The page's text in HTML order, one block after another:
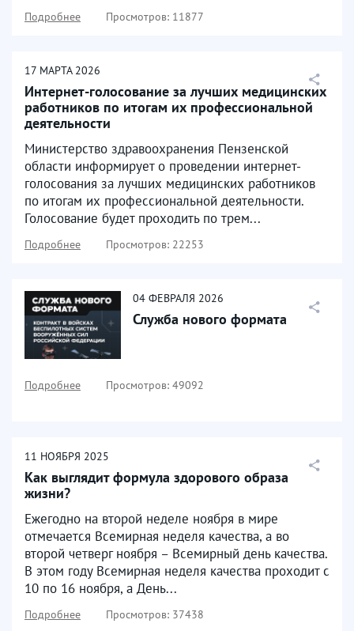
Подробнее Просмотров: 11877
17 МАРТА 2026
Интернет-голосование за лучших медицинских
работников по итогам их профессиональной
деятельности
Министерство здравоохранения Пензенской
области информирует о проведении интернет-
голосования за лучших медицинских работников
по итогам их профессиональной деятельности.
Голосование будет проходить по трем...
Подробнее Просмотров: 22253
04 ФЕВРАЛЯ 2026
Служба нового формата
Подробнее Просмотров: 49092
11 НОЯБРЯ 2025
Как выглядит формула здорового образа
жизни?
Ежегодно на второй неделе ноября в мире
отмечается Всемирная неделя качества, а во
второй четверг ноября – Всемирный день качества.
В этом году Всемирная неделя качества проходит с
10 по 16 ноября, а День...
Подробнее Просмотров: 37438